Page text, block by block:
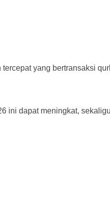
yang bertransaksi
dapat meningkat,